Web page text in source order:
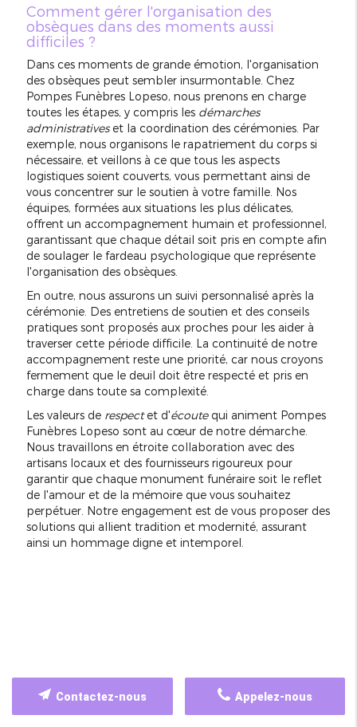
Comment gérer l'organisation des
obsèques dans des moments aussi
difficiles ?
Dans ces moments de grande émotion, l'organisation
des obsèques peut sembler insurmontable. Chez
Pompes Funèbres Lopeso, nous prenons en charge
toutes les étapes, y compris les démarches
administrativeset la coordination des cérémonies. Par
exemple, nous organisons le rapatriement du corps si
nécessaire, et veillons à ce que tous les aspects
logistiques soient couverts, vous permettant ainsi de
vous concentrer sur le soutien à votre famille. Nos
équipes, formées aux situations les plus délicates,
offrent un accompagnement humain et professionnel,
garantissant que chaque détail soit pris en compte afin
de soulager le fardeau psychologique que représente
l'organisation des obsèques.
En outre, nous assurons un suivi personnalisé après la
cérémonie. Des entretiens de soutien et des conseils
pratiques sont proposés aux proches pour les aider à
traverser cette période difficile. La continuité de notre
accompagnement reste une priorité, car nous croyons
fermement que le deuil doit être respecté et pris en
charge dans toute sa complexité.
Les valeurs de respectet d'écoutequi animent Pompes
Funèbres Lopeso sont au cœur de notre démarche.
Nous travaillons en étroite collaboration avec des
artisans locaux et des fournisseurs rigoureux pour
garantir que chaque monument funéraire soit le reflet
de l'amour et de la mémoire que vous souhaitez
perpétuer. Notre engagement est de vous proposer des
solutions qui allient tradition et modernité, assurant
ainsi un hommage digne et intemporel.
Appelez-nous
Contactez-nous